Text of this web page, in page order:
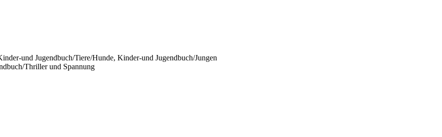
und Jugendbuch/Tiere/Hunde, Kinder-und Jugendbuch/Jungen
Thriller und Spannung